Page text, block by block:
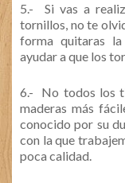
5.- Si vas a
tornillos, no te
forma quitaras
ayudar a que los
6.-
No todos los
maderas más
conocido por su
con la que
poca calidad.